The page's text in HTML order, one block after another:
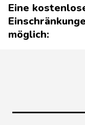
Eine
möglich: